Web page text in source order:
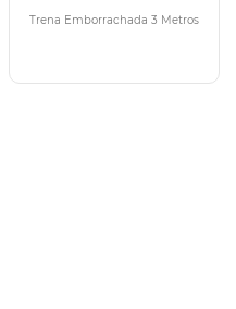
Trena Emborrachada 3 Metros